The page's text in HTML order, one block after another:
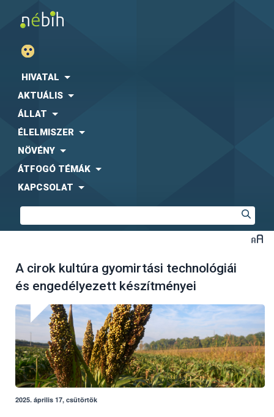
HIVATAL
AKTUÁLIS
ÁLLAT
ÉLELMISZER
NÖVÉNY
ÁTFOGÓ TÉMÁK
KAPCSOLAT
A cirok kultúra gyomirtási technológiái
és engedélyezett készítményei
2025. április 17, csütörtök